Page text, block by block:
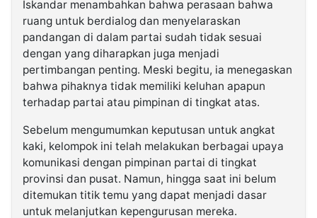
Iskandar menambahkan bahwa perasaan bahwa
ruang untuk berdialog dan menyelaraskan
pandangan di dalam partai sudah tidak sesuai
dengan yang diharapkan juga menjadi
pertimbangan penting. Meski begitu, ia menegaskan
bahwa pihaknya tidak memiliki keluhan apapun
terhadap partai atau pimpinan di tingkat atas.
Sebelum mengumumkan keputusan untuk angkat
kaki, kelompok ini telah melakukan berbagai upaya
komunikasi dengan pimpinan partai di tingkat
provinsi dan pusat. Namun, hingga saat ini belum
ditemukan titik temu yang dapat menjadi dasar
untuk melanjutkan kepengurusan mereka.